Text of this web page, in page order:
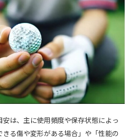
は、主に使用頻度や保存状態によっ
る傷や変形がある場合」や「性能の